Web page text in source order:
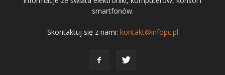
smartfonów.
Skontaktuj się z nami: kontakt@infopc.pl